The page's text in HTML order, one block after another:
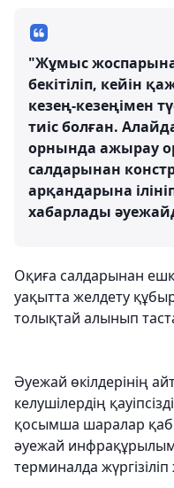
"Жұмыс
бекітіліп, кейін
кезең-кезеңімен
тиіс болған.
орнында ажырау
салдарынан
арқандарына
хабарлады
Оқиға салдарынан
уақытта желдету
толықтай алынып
Әуежай өкілдерінің
келушілердің
қосымша шаралар
әуежай
терминалда